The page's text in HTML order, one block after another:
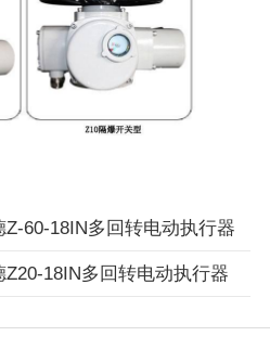
60-18IN多回转电动执行器
18IN多回转电动执行器